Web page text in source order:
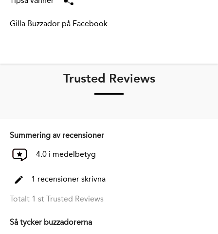
Gilla Buzzador på Facebook
Trusted Reviews
Summering av recensioner
4.0 i medelbetyg
1 recensioner skrivna
Totalt 1 st Trusted Reviews
Så tycker buzzadorerna